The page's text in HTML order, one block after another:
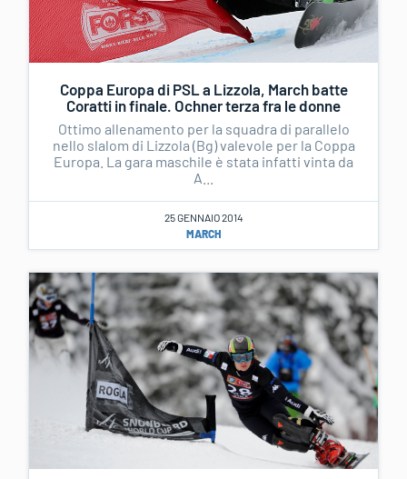
Coppa Europa di PSL a Lizzola, March batte
Coratti in finale. Ochner terza fra le donne
Ottimo allenamento per la squadra di parallelo
nello slalom di Lizzola (Bg) valevole per la Coppa
Europa. La gara maschile è stata infatti vinta da
A...
25 GENNAIO 2014
MARCH